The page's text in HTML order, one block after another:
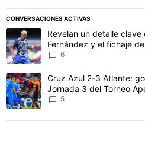
CONVERSACIONES ACTIVAS
Este listado muestra los artículos
Un artículo de tendencia con el
Revelan un detalle
Fernández y el fichaje
6
Un artículo de tendencia con el
Cruz Azul 2-3 Atlante:
Jornada 3 del Torneo
5